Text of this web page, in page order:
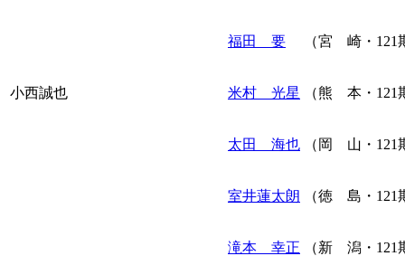
小西誠也
福田 要 （宮 崎・121
米村 光星 （熊 本・121
太田 海也 （岡 山・121
室井蓮太朗 （徳 島・121
滝本 幸正 （新 潟・121